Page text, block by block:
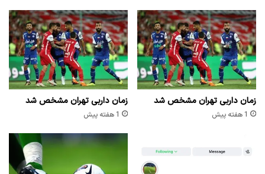
زمان داربی تهران مشخص شد
1 هفته پیش
زمان داربی تهران مشخص شد
1 هفته پیش